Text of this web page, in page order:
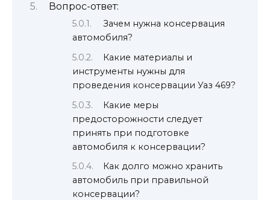
Вопрос-ответ:
Зачем нужна консервация
автомобиля?
Какие материалы и
инструменты нужны для
проведения консервации Уаз 469?
Какие меры
предосторожности следует
принять при подготовке
автомобиля к консервации?
Как долго можно хранить
автомобиль при правильной
консервации?